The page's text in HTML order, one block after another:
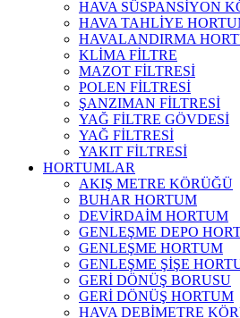
HAVA SÜSPANSİYON
HAVA TAHLİYE
HAVALANDIRMA
KLİMA FİLTRE
MAZOT FİLTRESİ
POLEN FİLTRESİ
ŞANZIMAN FİLTRESİ
YAĞ FİLTRE GÖVDESİ
YAĞ FİLTRESİ
YAKIT FİLTRESİ
HORTUMLAR
AKIŞ METRE KÖRÜĞÜ
BUHAR HORTUM
DEVİRDAİM HORTUM
GENLEŞME DEPO
GENLEŞME HORTUM
GENLEŞME ŞİŞE
GERİ DÖNÜŞ BORUSU
GERİ DÖNÜŞ HORTUM
HAVA DEBİMETRE